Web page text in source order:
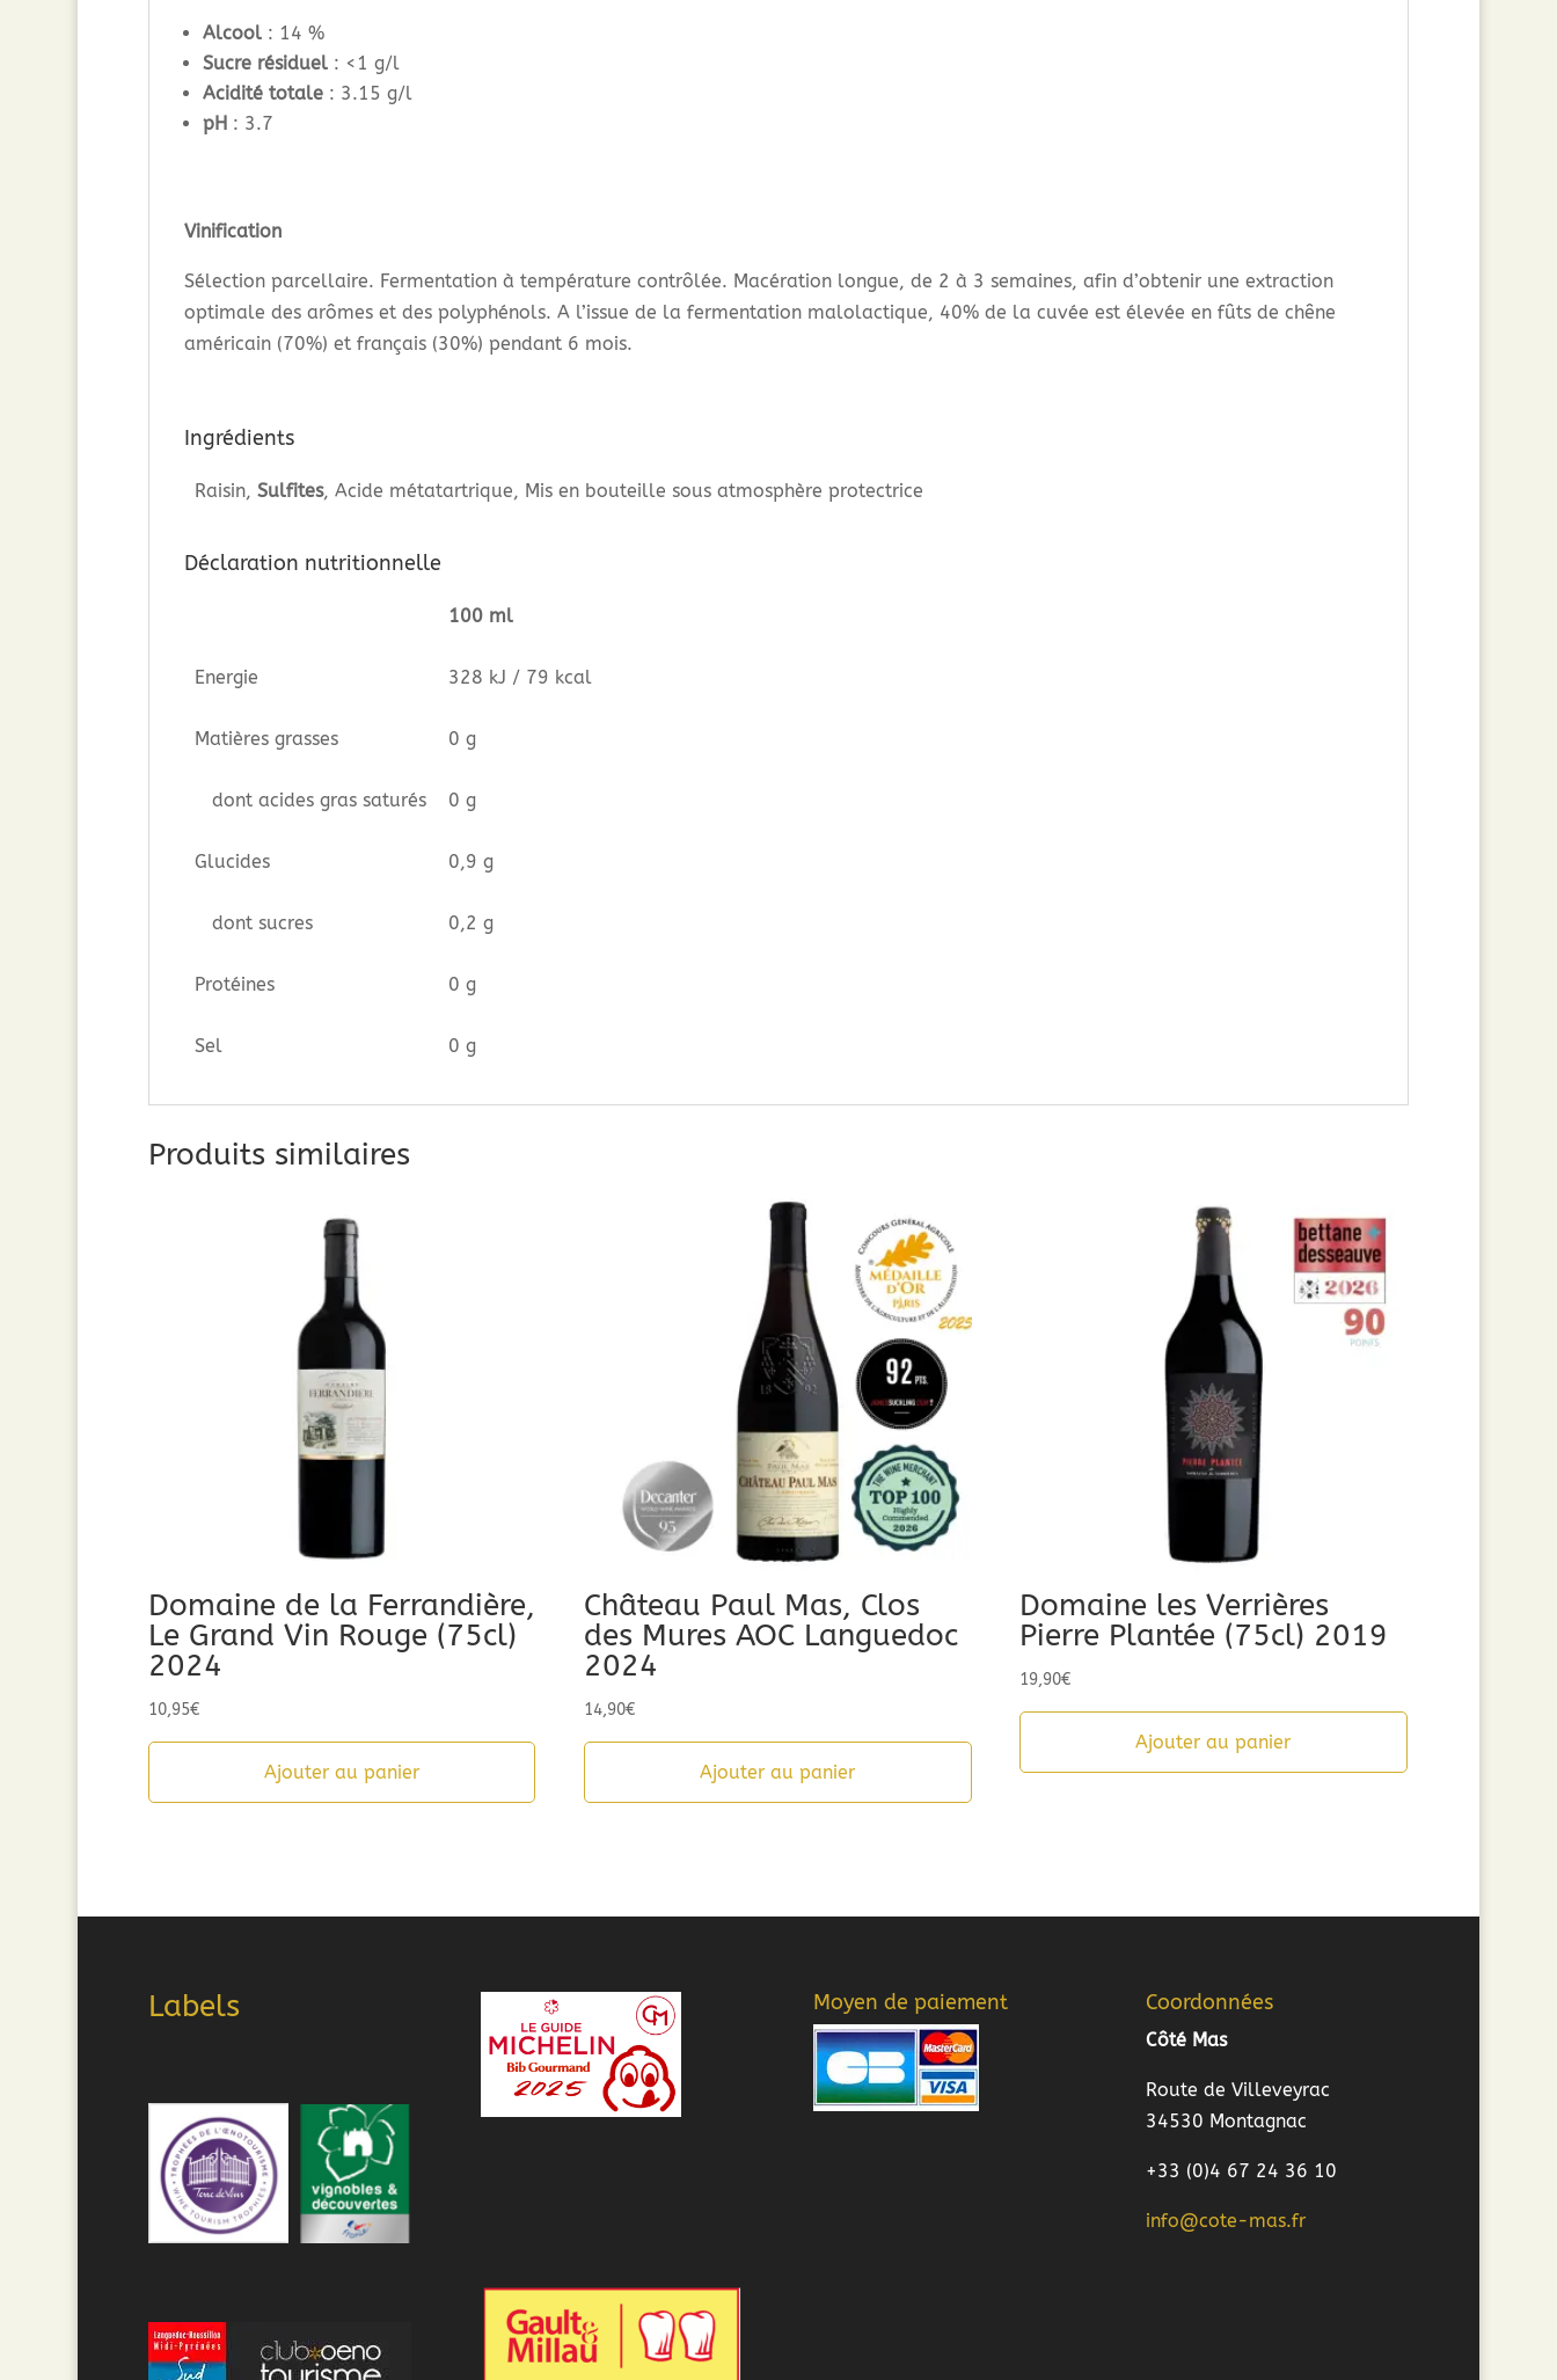
Alcool: 14 %
Sucre résiduel: <1 g/l
Acidité totale: 3.15 g/l
pH: 3.7
Vinification
Sélection parcellaire. Fermentation à température contrôlée. Macération longue, de 2 à 3 semaines, afin d’obtenir une extraction
optimale des arômes et des polyphénols. A l’issue de la fermentation malolactique, 40% de la cuvée est élevée en fûts de chêne
américain (70%) et français (30%) pendant 6 mois.
Ingrédients
Raisin,Sulfites, Acide métatartrique, Mis en bouteille sous atmosphère protectrice
Déclaration nutritionnelle
100 ml
Energie 328 kJ / 79 kcal
Matières grasses 0 g
dont acides gras saturés 0 g
Glucides 0,9 g
dont sucres 0,2 g
Protéines 0 g
Sel 0 g
Produits similaires
Domaine de la Ferrandière,
Le Grand Vin Rouge (75cl)
2024
10,95€
Ajouter au panier
Château Paul Mas, Clos
des Mures AOC Languedoc
2024
14,90€
Ajouter au panier
Domaine les Verrières
Pierre Plantée (75cl) 2019
19,90€
Ajouter au panier
Labels Moyen de paiement Coordonnées
Côté Mas
Route de Villeveyrac
34530 Montagnac
+33 (0)4 67 24 36 10
info@cote-mas.fr